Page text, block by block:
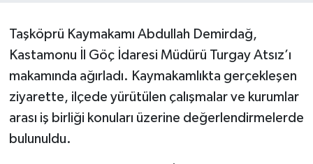
Taşköprü Kaymakamı Abdullah Demirdağ,
Kastamonu İl Göç İdaresi Müdürü Turgay Atsız’ı
makamında ağırladı. Kaymakamlıkta gerçekleşen
ziyarette, ilçede yürütülen çalışmalar ve kurumlar
arası iş birliği konuları üzerine değerlendirmelerde
bulunuldu.
Merkez Haberleri
Pınarbaşı Haberleri
Şenpazar Haberleri